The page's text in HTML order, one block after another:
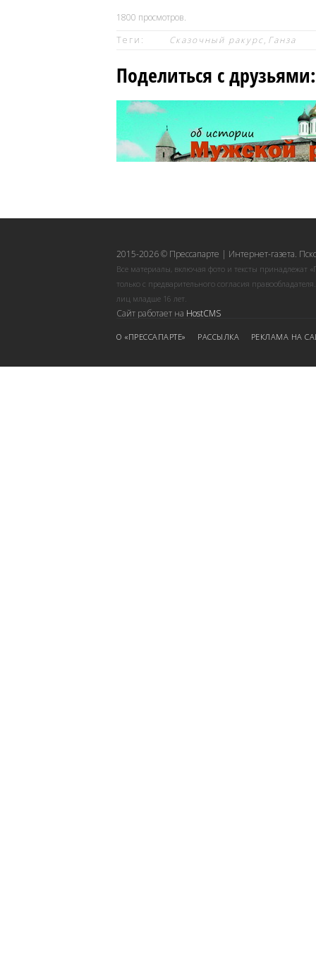
1800 просмотров.
Теги:
Сказочный ракурс, Ганза
Поделиться с друзьями:
2015-2026 © Прессапарте | Интернет-газета.
Все материалы, включая фото и тексты принадлежат
только с предварительного согласия
лиц младше 16 лет.
Сайт работает на HostCMS
О «ПРЕССАПАРТЕ» РАССЫЛКА РЕКЛАМА НА